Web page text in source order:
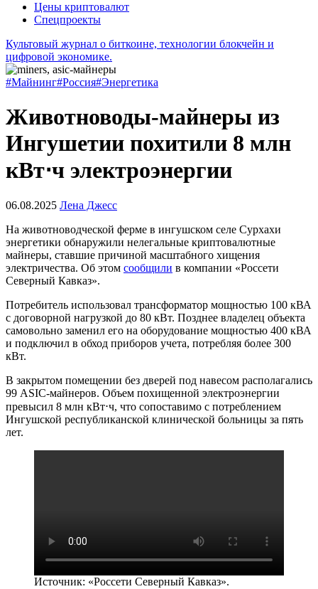
Цены криптовалют
Спецпроекты
Культовый журнал о биткоине, технологии блокчейн и
цифровой экономике.
#Майнинг#Россия#Энергетика
Животноводы-майнеры из
Ингушетии похитили 8 млн
кВт⋅ч электроэнергии
06.08.2025 Лена Джесс
На животноводческой ферме в ингушском селе Сурхахи
энергетики обнаружили нелегальные криптовалютные
майнеры, ставшие причиной масштабного хищения
электричества. Об этом сообщили в компании «Россети
Северный Кавказ».
Потребитель использовал трансформатор мощностью 100 кВА
с договорной нагрузкой до 80 кВт. Позднее владелец объекта
самовольно заменил его на оборудование мощностью 400 кВА
и подключил в обход приборов учета, потребляя более 300
кВт.
В закрытом помещении без дверей под навесом располагались
99 ASIC-майнеров. Объем похищенной электроэнергии
превысил 8 млн кВт⋅ч, что сопоставимо с потреблением
Ингушской республиканской клинической больницы за пять
лет.
Источник: «Россети Северный Кавказ».